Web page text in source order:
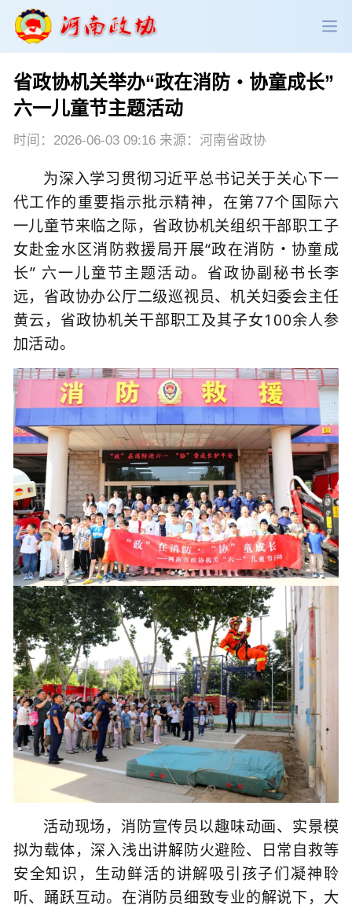
政协领导 政协新闻 政协机构
政协党建 政协工作 会议活动
委员履职 政协论坛 专委会工作
党派团体 市县政协 专题荟萃
省政协机关举办“政在消防・协童成长”
六一儿童节主题活动
时间：2026-06-03 09:16 来源：河南省政协
为深入学习贯彻习近平总书记关于关心下一
代工作的重要指示批示精神， 在第77个 国际六
一儿童节来临之际， 省政协机关组织干部职工子
女赴金水区消防救援局开展“政在消防・协童成
长” 六一儿童节主题活动。 省政协副秘书长李
远， 省政协办公厅二级巡视员、机关妇委会主任
黄云，省政协机关干部职工及其子女100余人参
加活动。
活动现场，消防宣传员以趣味动画、实景模
拟为载体，深入浅出讲解防火避险、日常自救等
安全知识，生动鲜活的讲解吸引孩子们凝神聆
听、踊跃互动。在消防员细致专业的解说下，大